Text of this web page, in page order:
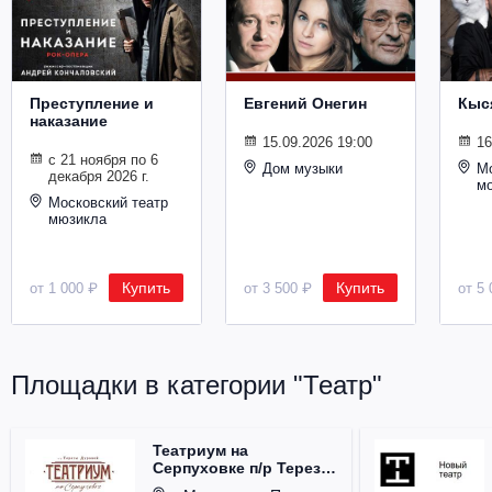
Металл
Преступление и
наказание
с 21 ноября по 6
декабря 2026 г.
Московский театр
мюзикла
от 1 000 ₽ Купить
Евгений Онегин
15.09.2026 19:00
Дом музыки
от 3 500 ₽ Купить от 5
Площадки в категории "Театр"
Театриум на
Серпуховке п/р Терезы
Дуровой